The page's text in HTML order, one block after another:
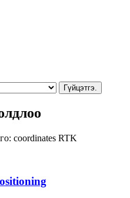
Гүйцэтгэ.
coordinates RTK